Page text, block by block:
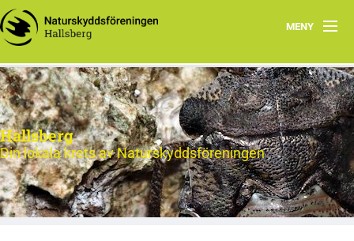
MENY
Hem
Nytt och Aktuellt
Verksamheten
Aktiviteter 2026
Natur
Hallsberg
Din lokala krets av Naturskyddsföreningen